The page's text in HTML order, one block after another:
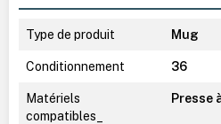
Type de produit Mug
Conditionnement 36
Matériels
compatibles_
Presse